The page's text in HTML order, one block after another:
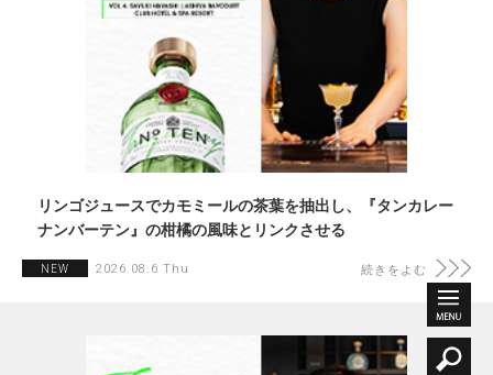
リンゴジュースでカモミールの茶葉を抽出し、『タンカレー
ナンバーテン』の柑橘の風味とリンクさせる
NEW 2026.08.6 Thu 続きをよむ